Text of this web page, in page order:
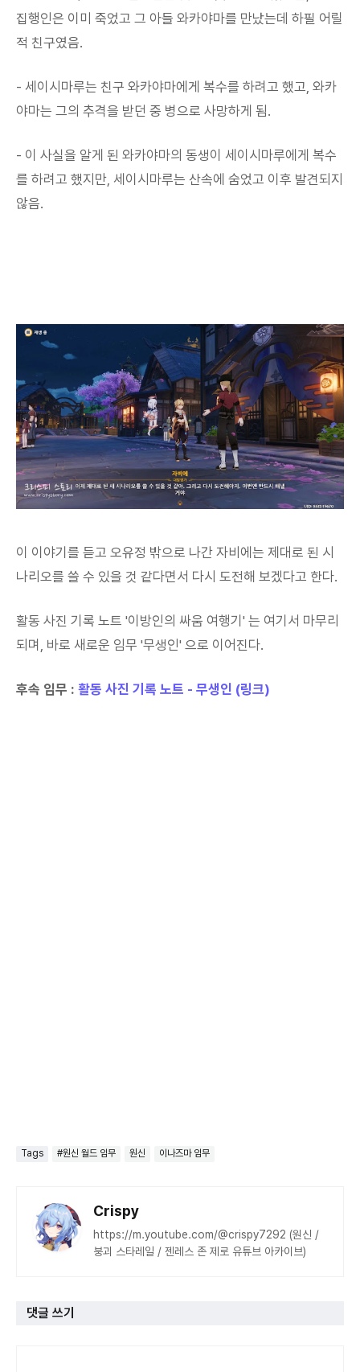
집행인은 이미 죽었고 그 아들 와카야마를 만났는데 하필 어릴
적 친구였음.
- 세이시마루는 친구 와카야마에게 복수를 하려고 했고, 와카
야마는 그의 추격을 받던 중 병으로 사망하게 됨.
- 이 사실을 알게 된 와카야마의 동생이 세이시마루에게 복수
를 하려고 했지만, 세이시마루는 산속에 숨었고 이후 발견되지
않음.
이 이야기를 듣고 오유정 밖으로 나간 자비에는 제대로 된 시
나리오를 쓸 수 있을 것 같다면서 다시 도전해 보겠다고 한다.
활동 사진 기록 노트 '이방인의 싸움 여행기' 는 여기서 마무리
되며, 바로 새로운 임무 '무생인' 으로 이어진다.
후속 임무 : 활동 사진 기록 노트 - 무생인 (링크)
Tags #원신 월드 임무 원신 이나즈마 임무
Crispy
https://m.youtube.com/@crispy7292 (원신 /
붕괴 스타레일 / 젠레스 존 제로 유튜브 아카이브)
댓글 쓰기